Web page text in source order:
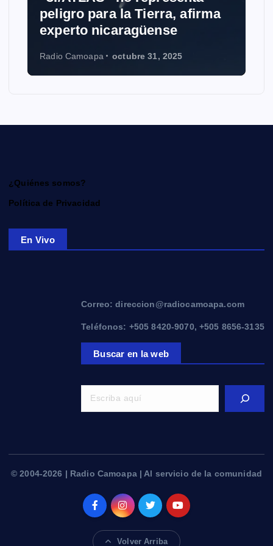
para la Tierra, afirma
nicaragüense
Camoapa octubre 31, 2025
¿Quiénes somos?
Política de Privacidad
En Vivo
Correo: direccion@radiocamoapa.com
Teléfonos: +505 8420-9070, +505 8656-3135
Buscar en la web
© 2004-2026 | Radio Camoapa | Al servicio de la comunidad
Volver Arriba